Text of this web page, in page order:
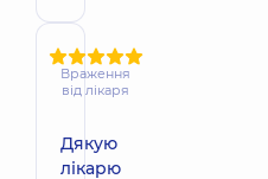
Враження
від лікаря
Дякую
лікарю